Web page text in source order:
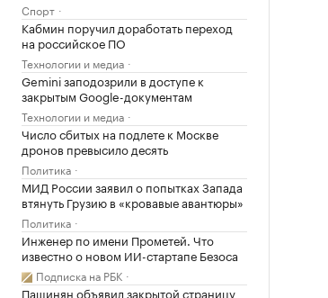
Спорт
Кабмин поручил доработать переход
на российское ПО
Технологии и медиа
Gemini заподозрили в доступе к
закрытым Google-документам
Технологии и медиа
Число сбитых на подлете к Москве
дронов превысило десять
Политика
МИД России заявил о попытках Запада
втянуть Грузию в «кровавые авантюры»
Политика
Инженер по имени Прометей. Что
известно о новом ИИ-стартапе Безоса
Подписка на РБК
Пашинян объявил закрытой страницу